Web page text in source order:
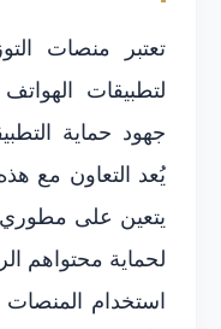
تعتبر منصات
لتطبيقات
جهود حماية
يُعد التعاون مع
يتعين على مطوري
لحماية محتواهم
استخدام المنصات